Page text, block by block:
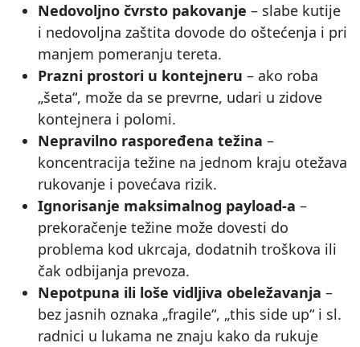
Nedovoljno čvrsto pakovanje – slabe kutije
i nedovoljna zaštita dovode do oštećenja i pri
manjem pomeranju tereta.
Prazni prostori u kontejneru – ako roba
„šeta“, može da se prevrne, udari u zidove
kontejnera i polomi.
Nepravilno raspoređena težina –
koncentracija težine na jednom kraju otežava
rukovanje i povećava rizik.
Ignorisanje maksimalnog payload-a –
prekoračenje težine može dovesti do
problema kod ukrcaja, dodatnih troškova ili
čak odbijanja prevoza.
Nepotpuna ili loše vidljiva obeležavanja –
bez jasnih oznaka „fragile“, „this side up“ i sl.
radnici u lukama ne znaju kako da rukuje